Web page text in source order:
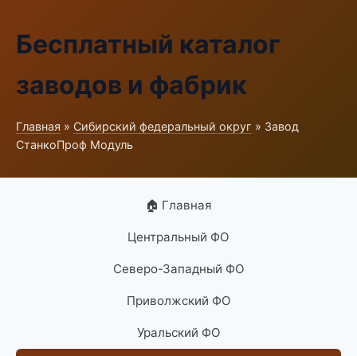
Бесплатный каталог
заводов и фабрик
Главная » Сибирский федеральный округ » Завод
СтанкоПроф Модуль
🏠 Главная
Центральный ФО
Северо-Западный ФО
Приволжский ФО
Уральский ФО